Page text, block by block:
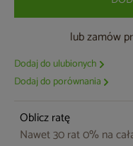
lub zamów
Dodaj do ulubionych
Dodaj do porównania
Oblicz ratę
Nawet 30 rat 0% na